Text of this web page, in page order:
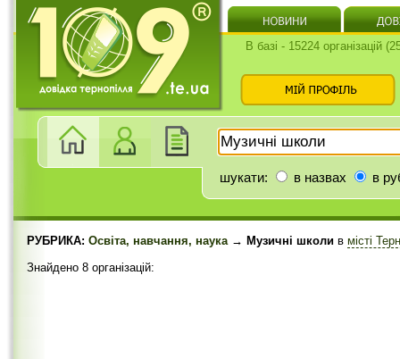
В базі - 15224 організацій
шукати: в назвах в
РУБРИКА: Освіта, навчання, наука→ Музичні школи в місті
Знайдено 8 організацій: